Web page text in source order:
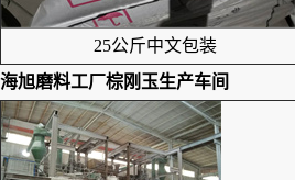
25公斤中文包装
海旭磨料工厂棕刚玉生产车间